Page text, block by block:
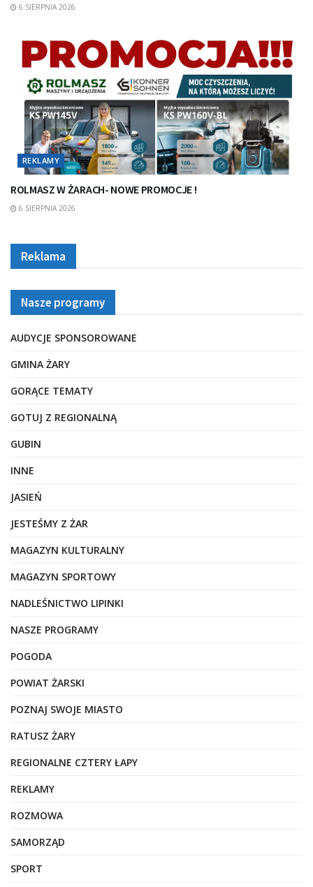
6 SIERPNIA 2026
REKLAMY
ROLMASZ W ŻARACH- NOWE PROMOCJE !
6 SIERPNIA 2026
Reklama
Nasze programy
AUDYCJE SPONSOROWANE
GMINA ŻARY
GORĄCE TEMATY
GOTUJ Z REGIONALNĄ
GUBIN
INNE
JASIEŃ
JESTEŚMY Z ŻAR
MAGAZYN KULTURALNY
MAGAZYN SPORTOWY
NADLEŚNICTWO LIPINKI
NASZE PROGRAMY
POGODA
POWIAT ŻARSKI
POZNAJ SWOJE MIASTO
RATUSZ ŻARY
REGIONALNE CZTERY ŁAPY
REKLAMY
ROZMOWA
SAMORZĄD
SPORT